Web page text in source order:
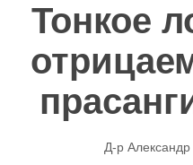
Тонкое
Д-р Александр